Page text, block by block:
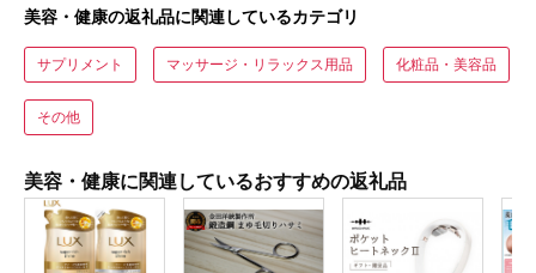
美容・健康の返礼品に関連しているカテゴリ
サプリメント マッサージ・リラックス用品 化粧品・美容品
その他
美容・健康に関連しているおすすめの返礼品